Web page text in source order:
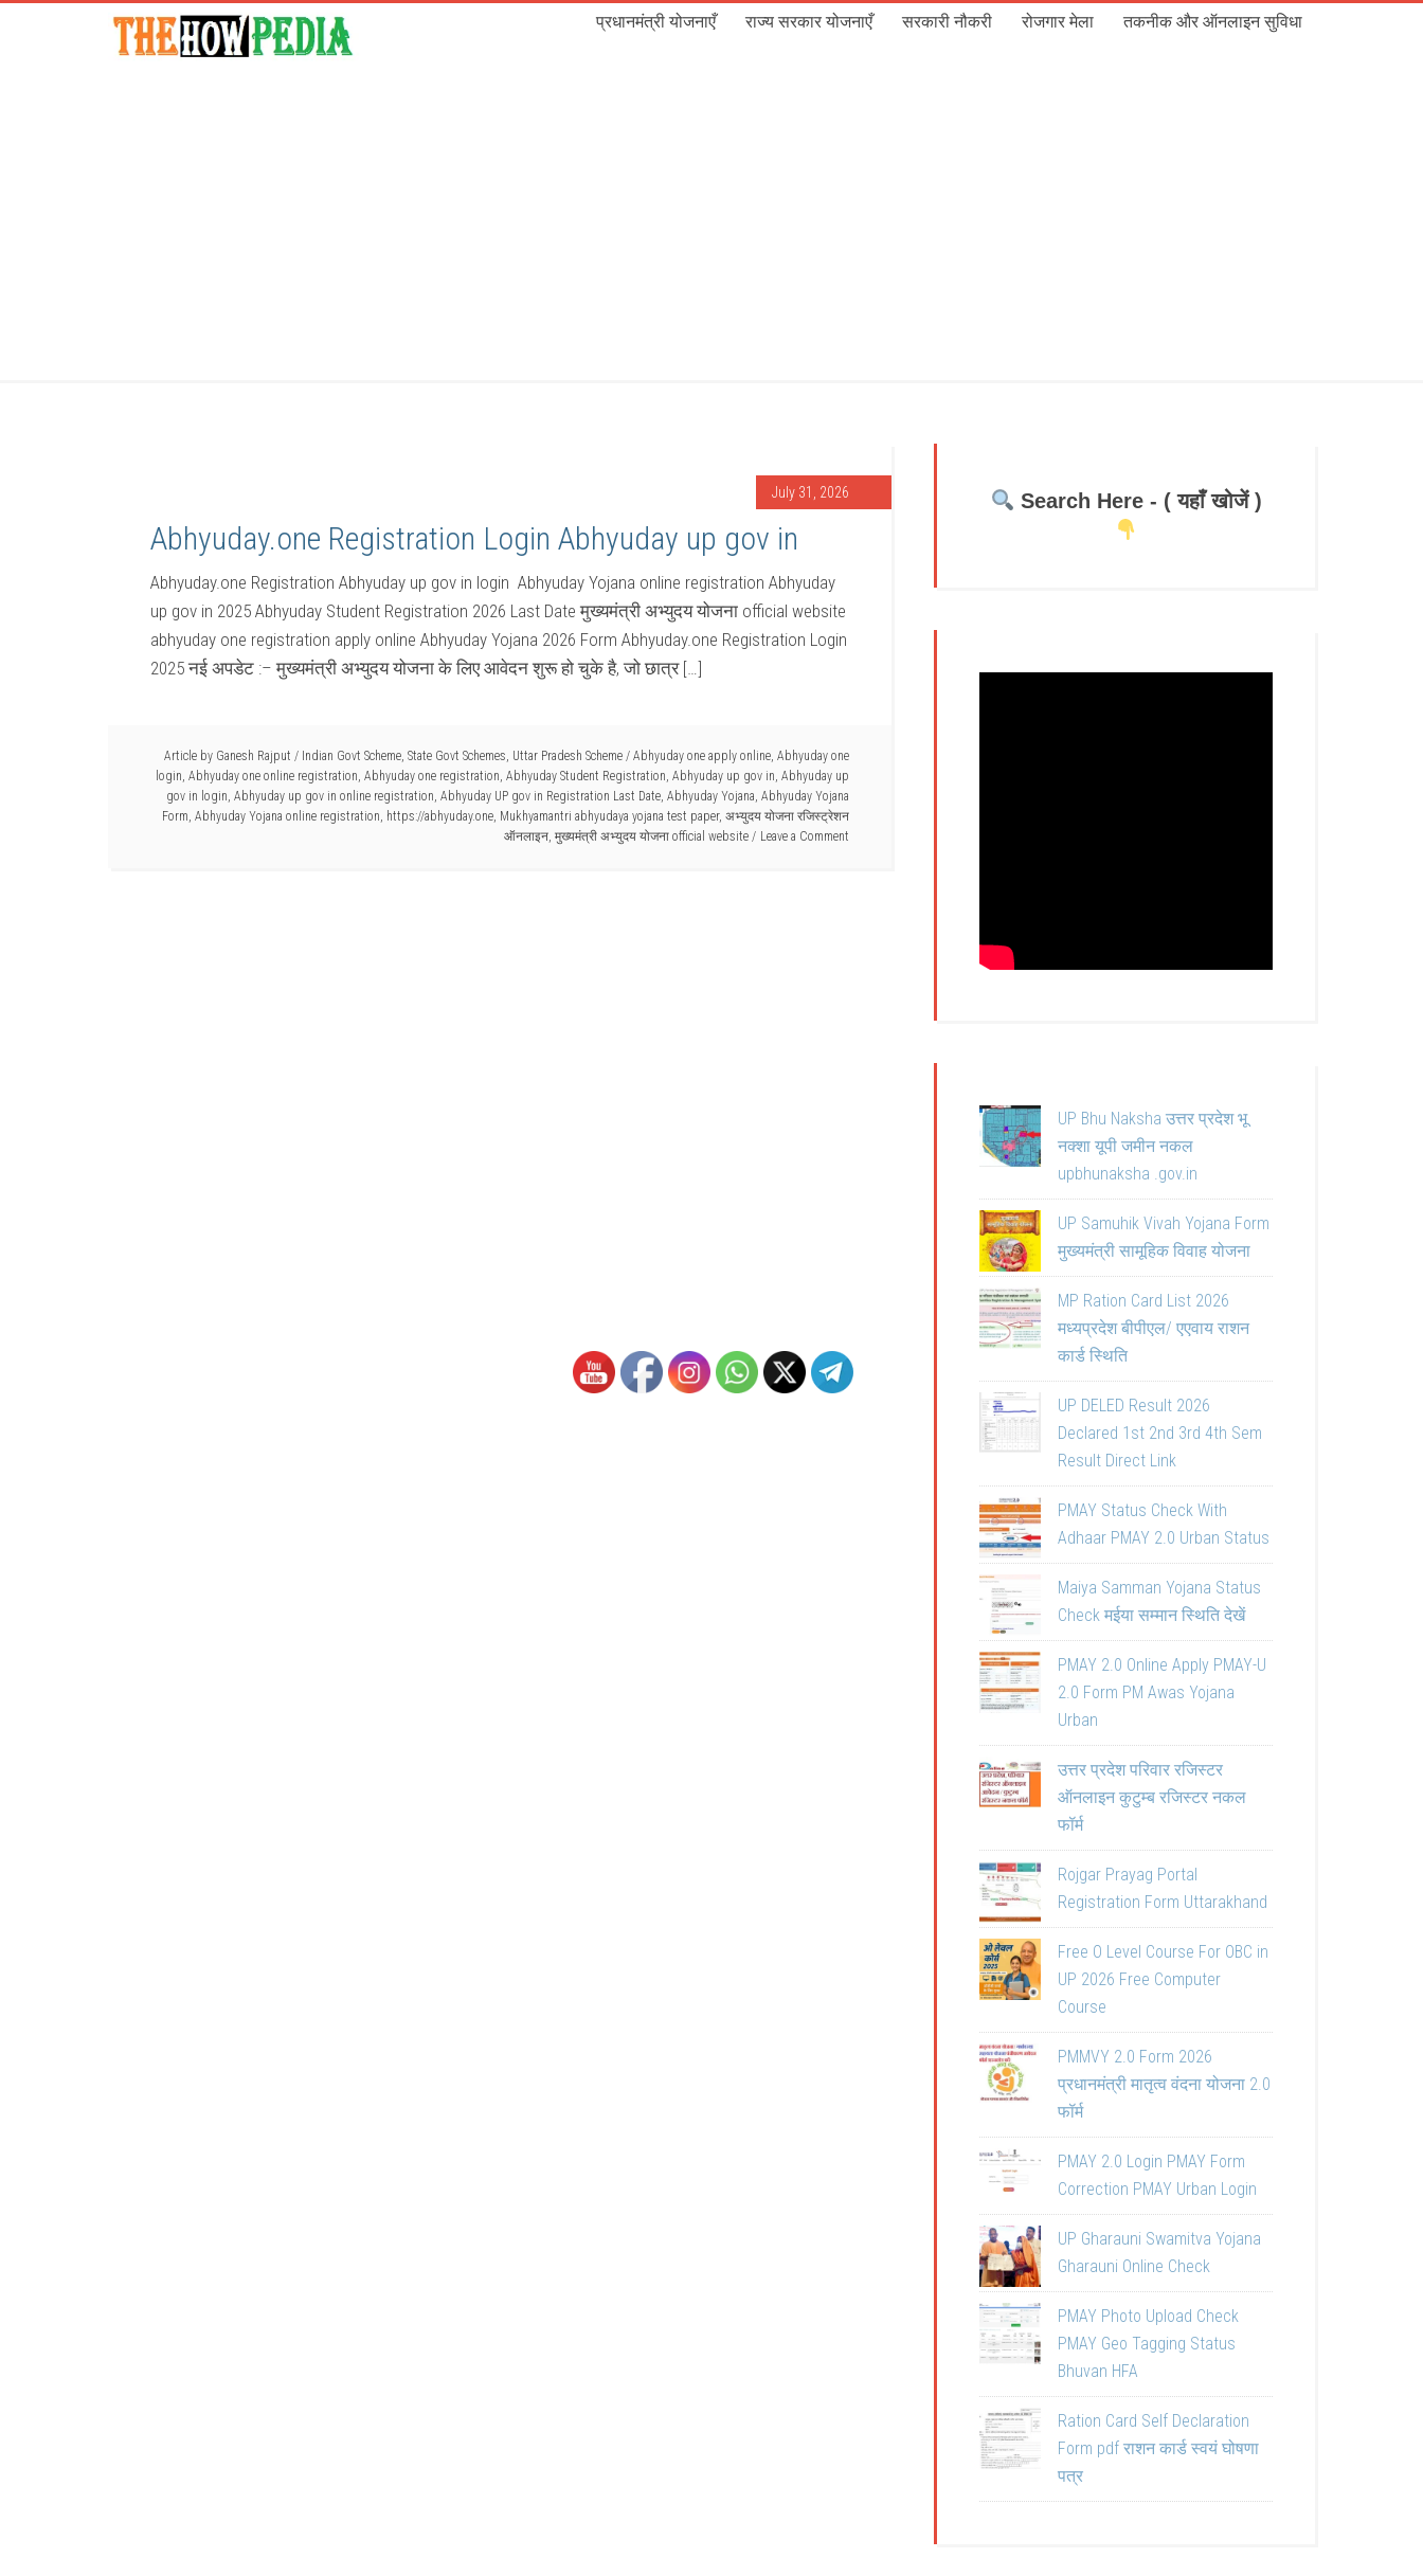
प्रधानमंत्री योजनाएँ राज्य सरकार योजनाएँ सरकारी नौकरी रोजगार मेला तकनीक और ऑनलाइन सुविधा
July 31, 2026
Abhyuday.one Registration Login Abhyuday up gov in
Abhyuday.one Registration Abhyuday up gov in login Abhyuday Yojana online registration Abhyuday
up gov in 2025 Abhyuday Student Registration 2026 Last Date मुख्यमंत्री अभ्युदय योजना official website
abhyuday one registration apply online Abhyuday Yojana 2026 Form Abhyuday.one Registration Login
2025 नई अपडेट :– मुख्यमंत्री अभ्युदय योजना के लिए आवेदन शुरू हो चुके है, जो छात्र […]
Article by Ganesh Rajput / Indian Govt Scheme, State Govt Schemes, Uttar Pradesh Scheme / Abhyuday one apply online, Abhyuday one
login, Abhyuday one online registration, Abhyuday one registration, Abhyuday Student Registration, Abhyuday up gov in, Abhyuday up
gov in login, Abhyuday up gov in online registration, Abhyuday UP gov in Registration Last Date, Abhyuday Yojana, Abhyuday Yojana
Form, Abhyuday Yojana online registration, https://abhyuday.one, Mukhyamantri abhyudaya yojana test paper, अभ्युदय योजना रजिस्ट्रेशन
ऑनलाइन, मुख्यमंत्री अभ्युदय योजना official website Leave a Comment
Search Here - ( यहाँ खोजें )
UP Bhu Naksha उत्तर प्रदेश भू
नक्शा यूपी जमीन नकल
upbhunaksha .gov.in
UP Samuhik Vivah Yojana Form
मुख्यमंत्री सामूहिक विवाह योजना
MP Ration Card List 2026
मध्यप्रदेश बीपीएल/ एएवाय राशन
कार्ड स्थिति
UP DELED Result 2026
Declared 1st 2nd 3rd 4th Sem
Result Direct Link
PMAY Status Check With
Adhaar PMAY 2.0 Urban Status
Maiya Samman Yojana Status
Check मईया सम्मान स्थिति देखें
PMAY 2.0 Online Apply PMAY-U
2.0 Form PM Awas Yojana
Urban
उत्तर प्रदेश परिवार रजिस्टर
ऑनलाइन कुटुम्ब रजिस्टर नकल
फॉर्म
Rojgar Prayag Portal
Registration Form Uttarakhand
Free O Level Course For OBC in
UP 2026 Free Computer
Course
PMMVY 2.0 Form 2026
प्रधानमंत्री मातृत्व वंदना योजना 2.0
फॉर्म
PMAY 2.0 Login PMAY Form
Correction PMAY Urban Login
UP Gharauni Swamitva Yojana
Gharauni Online Check
PMAY Photo Upload Check
PMAY Geo Tagging Status
Bhuvan HFA
Ration Card Self Declaration
Form pdf राशन कार्ड स्वयं घोषणा
पत्र